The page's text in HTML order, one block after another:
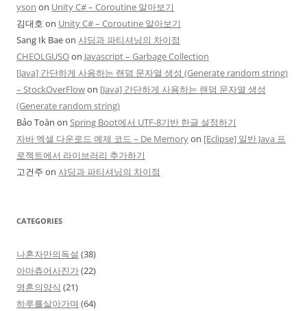
yson on Unity C# – Coroutine 알아보기
김대호 on Unity C# – Coroutine 알아보기
Sang Ik Baeon 샤딩과 파티셔닝의 차이점
CHEOLGUSOon Javascript – Garbage Collection
[Java] 간단하게 사용하는 랜덤 문자열 생성 (Generate random string)
– StockOverFlowon [Java] 간단하게 사용하는 랜덤 문자열 생성
(Generate random string)
Bảo Toàn on Spring Boot에서 UTF-8기반 한글 설정하기
자바 엑셀 다운로드 예제 코드 – De Memoryon [Eclipse] 일반 Java 프
로젝트에서 라이브러리 추가하기
고건주 on 샤딩과 파티셔닝의 차이점
CATEGORIES
나혼자만의독설 (38)
아마츄어사진가(22)
영혼의양식 (21)
하루를살아가며 (64)